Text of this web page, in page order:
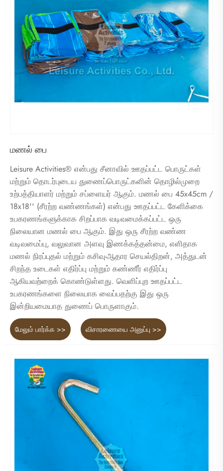
மணல் பை
Leisure Activities® என்பது சீனாவில் ஊதப்பட்ட பொருட்கள்
மற்றும் தொடர்புடைய துணைப்பொருட்களின் தொழில்முறை
உற்பத்தியாளர் மற்றும் சப்ளையர் ஆகும். மணல் பை 45x45cm /
18x18'' (சீரற்ற வண்ணங்கள்) என்பது ஊதப்பட்ட கேளிக்கை
உபகரணங்களுக்காக சிறப்பாக வடிவமைக்கப்பட்ட ஒரு
நிலையான மணல் பை ஆகும். இது ஒரு சீரற்ற வண்ண
வடிவமைப்பு, வலுவான அளவு இணக்கத்தன்மை, எளிதாக
மணல் நிரப்புதல் மற்றும் கசிவு-ஆதார செயல்திறன், அத்துடன்
சிறந்த உடைகள் எதிர்ப்பு மற்றும் கண்ணீர் எதிர்ப்பு
ஆகியவற்றைக் கொண்டுள்ளது. வெளிப்புற ஊதப்பட்ட
உபகரணங்களை நிலையாக வைப்பதற்கு இது ஒரு
இன்றியமையாத துணைப் பொருளாகும்.
மேலும் பார்க்க >> விசாரணையை அனுப்பு >>